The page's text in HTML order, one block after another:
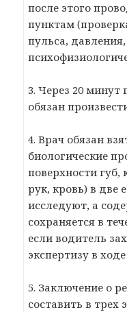
после этого
пунктам
пульса,
3. Через 20 минут
обязан
4. Врач обязан
биологические
поверхности губ,
рук, кровь) в две
исследуют, а
сохраняется в
если водитель
экспертизу в
5. Заключение о
составить в трех